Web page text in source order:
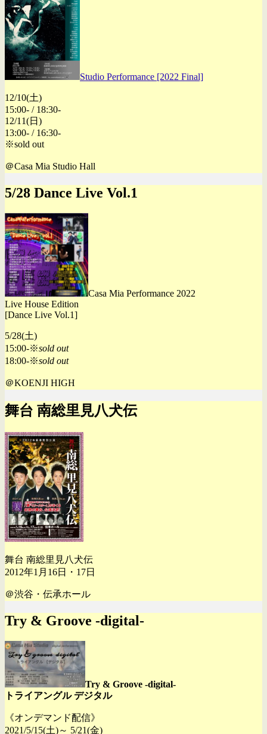
Studio Performance [2022 Final]
12/10(土)
15:00- / 18:30-
12/11(日)
13:00- / 16:30-
※sold out
＠Casa Mia Studio Hall
5/28 Dance Live Vol.1
Casa Mia Performance 2022
Live House Edition
[Dance Live Vol.1]
5/28(土)
15:00-※sold out
18:00-※sold out
＠KOENJI HIGH
舞台 南総里見八犬伝
舞台 南総里見八犬伝
2012年1月16日・17日
＠渋谷・伝承ホール
Try & Groove -digital-
Try & Groove -digital-
トライアングル デジタル
《オンデマンド配信》
2021/5/15(土)～ 5/21(金)